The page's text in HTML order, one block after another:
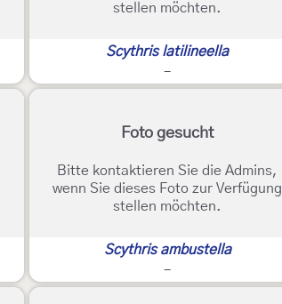
stellen möchten.
Scythris latilineella
-
Foto gesucht
Bitte kontaktieren Sie die Admins,
wenn Sie dieses Foto zur Verfügung
stellen möchten.
Scythris ambustella
-